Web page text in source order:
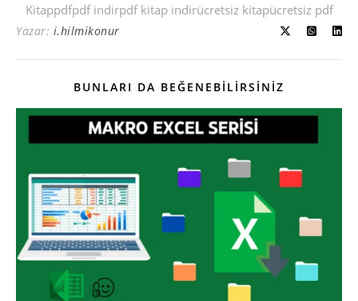
Kitappdfpdf indirpdf kitap indirücretsiz kitapücretsiz pdf
Yazar: i.hilmikonur
BUNLARI DA BEĞENEBILIRSINIZ